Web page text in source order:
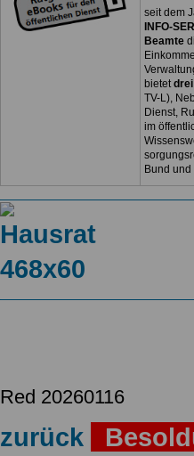
seit dem
INFO-
Beamte
bietet
TV-L),
Dienst,
im
Bund
Red 20260116
zurück